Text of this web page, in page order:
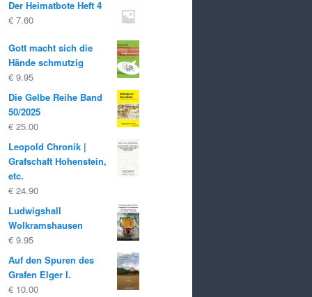
Der Heimatbote Heft 4
€ 7.60
Gott macht sich die
Hände schmutzig
€ 9.95
Die Gelbe Reihe Band
50/2025
€ 25.00
Leopold Chronik |
Grafschaft Hohenstein,
etc.
€ 24.90
Ludwigshall
Wolkramshausen
€ 9.95
Auf den Spuren des
Grafen Elger I.
€ 10.00